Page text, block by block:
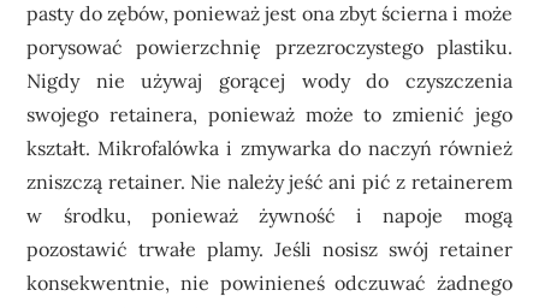
pasty do zębów, ponieważ jest ona zbyt ścierna i może
porysować powierzchnię przezroczystego plastiku.
Nigdy nie używaj gorącej wody do czyszczenia
swojego retainera, ponieważ może to zmienić jego
kształt. Mikrofalówka i zmywarka do naczyń również
zniszczą retainer. Nie należy jeść ani pić z retainerem
w środku, ponieważ żywność i napoje mogą
pozostawić trwałe plamy. Jeśli nosisz swój retainer
konsekwentnie, nie powinieneś odczuwać żadnego